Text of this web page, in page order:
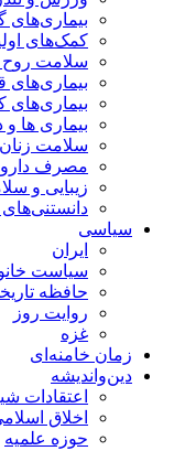
بیماری‌های
کمک‌های
سلامت روح
بیماری‌های
بیماری ها و
سلامت زنان
مصرف
زیبایی و
سیاسی
ایران
سیاست
حافظه
روایت روز
غزه
زمان خامنه‌ای
دین‌واندیشه
اعتقادات
اخلاق
حوزه علمیه